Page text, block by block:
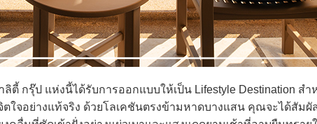
รุ๊ป แห่งนี้ได้รับการออกแบบให้เป็น Lifestyle Destination สำ
ตใจอย่างแท้จริง ด้วยโลเคชันตรงข้ามหาดบางแสน คุณจะได้สัมผั